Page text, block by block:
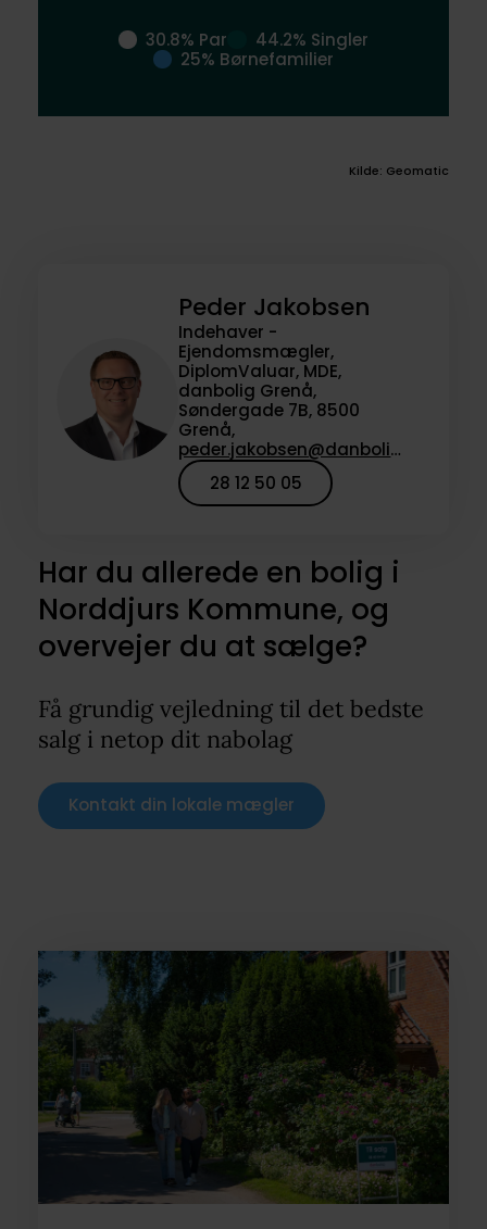
30.8% Par
44.2% Singler
25% Børnefamilier
Kilde: Geomatic
Peder Jakobsen
Indehaver -
Ejendomsmægler,
DiplomValuar, MDE,
danbolig Grenå,
Søndergade 7B, 8500
Grenå,
peder.jakobsen@danbolig.dk
28 12 50 05
Har du allerede en bolig i
Norddjurs Kommune, og
overvejer du at sælge?
Få grundig vejledning til det bedste
salg i netop dit nabolag
Kontakt din lokale mægler